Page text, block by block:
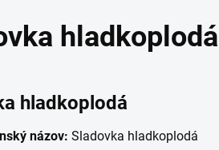
hladkoplodá
hladkoplodá
názov: Sladovka hladkoplodá